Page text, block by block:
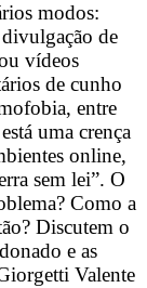
modos:
de
vídeos
de cunho
entre
uma crença
online,
sem lei”. O
Como a
Discutem o
e as
Valente